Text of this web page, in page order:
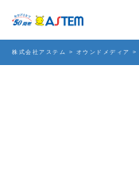
株式会社アステム > オウンドメディア >